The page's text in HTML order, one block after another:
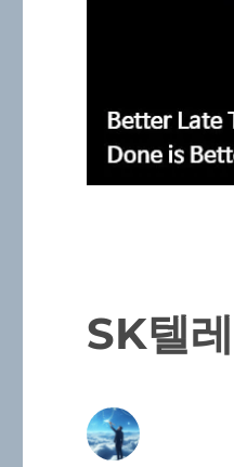
SK텔